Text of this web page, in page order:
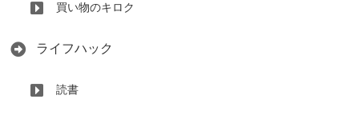
買い物のキロク
ライフハック
読書